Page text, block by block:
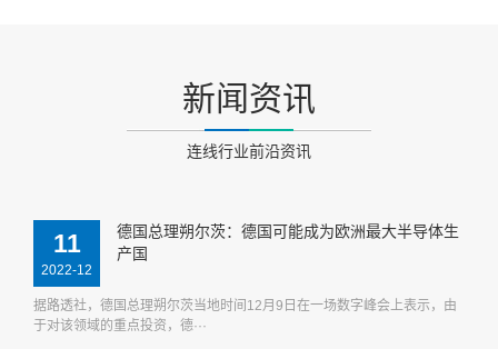
新闻资讯
连线行业前沿资讯
11
2022-12
德国总理朔尔茨：德国可能成为欧洲最大半导体生
产国
据路透社，德国总理朔尔茨当地时间12月9日在一场数字峰会上表示，由
于对该领域的重点投资，德···